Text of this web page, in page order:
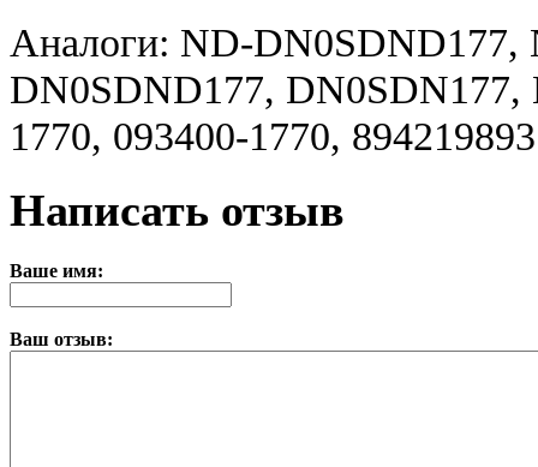
Аналоги: ND-
DN0SDND177, DN0SDN177,
1770, 093400-1770,
Написать отзыв
Ваше имя:
Ваш отзыв: